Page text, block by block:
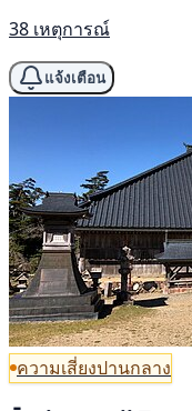
38 เหตุการณ์
แจ้งเตือน
ความเสี่ยงปานกลาง